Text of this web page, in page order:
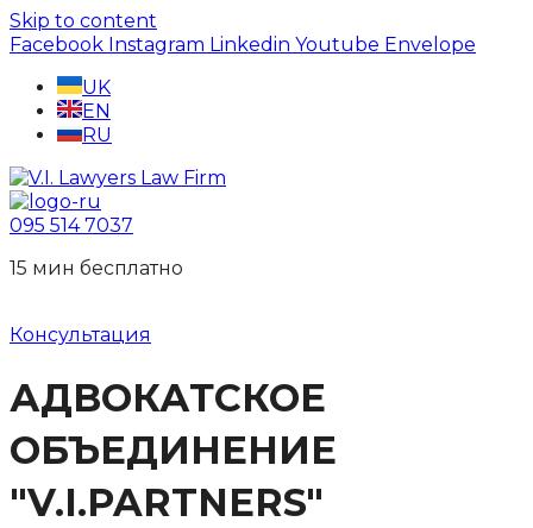
Skip to content
Facebook Instagram Linkedin Youtube Envelope
UK
EN
RU
095 514 7037
15 мин беcплатно
Консультация
АДВОКАТСКОЕ
ОБЪЕДИНЕНИЕ
"V.I.PARTNERS"